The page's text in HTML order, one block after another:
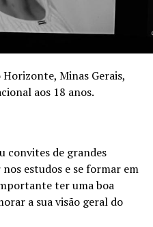
Horizonte, Minas Gerais,
aos 18 anos.
convites de grandes
estudos e se formar em
ter uma boa
a sua visão geral do